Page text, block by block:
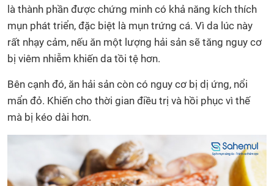
là thành phần được chứng minh có khả năng kích thích
mụn phát triển, đặc biệt là mụn trứng cá. Vì da lúc này
rất nhạy cảm, nếu ăn một lượng hải sản sẽ tăng nguy cơ
bị viêm nhiễm khiến da tồi tệ hơn.
Bên cạnh đó, ăn hải sản còn có nguy cơ bị dị ứng, nổi
mẩn đỏ. Khiến cho thời gian điều trị và hồi phục vì thế
mà bị kéo dài hơn.